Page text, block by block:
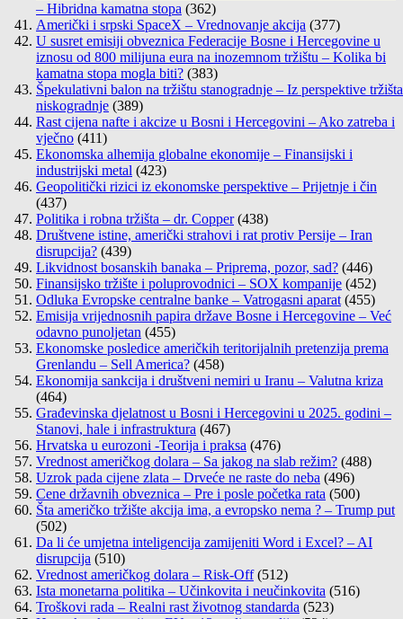
– Hibridna kamatna stopa (362)
Američki i srpski SpaceX – Vrednovanje akcija (377)
U susret emisiji obveznica Federacije Bosne i Hercegovine u
iznosu od 800 milijuna eura na inozemnom tržištu – Kolika bi
kamatna stopa mogla biti? (383)
Špekulativni balon na tržištu stanogradnje – Iz perspektive tržišta
niskogradnje (389)
Rast cijena nafte i akcize u Bosni i Hercegovini – Ako zatreba i
vječno (411)
Ekonomska alhemija globalne ekonomije – Finansijski i
industrijski metal (423)
Geopolitički rizici iz ekonomske perspektive – Prijetnje i čin
(437)
Politika i robna tržišta – dr. Copper (438)
Društvene istine, američki strahovi i rat protiv Persije – Iran
disrupcija? (439)
Likvidnost bosanskih banaka – Priprema, pozor, sad? (446)
Finansijsko tržište i poluprovodnici – SOX kompanije (452)
Odluka Evropske centralne banke – Vatrogasni aparat (455)
Emisija vrijednosnih papira države Bosne i Hercegovine – Već
odavno punoljetan (455)
Ekonomske posledice američkih teritorijalnih pretenzija prema
Grenlandu – Sell America? (458)
Ekonomija sankcija i društveni nemiri u Iranu – Valutna kriza
(464)
Građevinska djelatnost u Bosni i Hercegovini u 2025. godini –
Stanovi, hale i infrastruktura (467)
Hrvatska u eurozoni -Teorija i praksa (476)
Vrednost američkog dolara – Sa jakog na slab režim? (488)
Uzrok pada cijene zlata – Drveće ne raste do neba (496)
Cene državnih obveznica – Pre i posle početka rata (500)
Šta američko tržište akcija ima, a evropsko nema ? – Trump put
(502)
Da li će umjetna inteligencija zamijeniti Word i Excel? – AI
disrupcija (510)
Vrednost američkog dolara – Risk-Off (512)
Ista monetarna politika – Učinkovita i neučinkovita (516)
Troškovi rada – Realni rast životnog standarda (523)